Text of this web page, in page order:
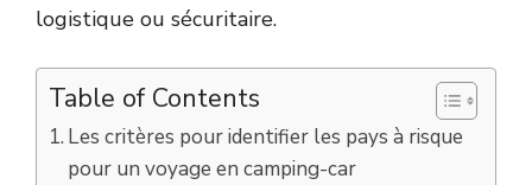
logistique ou sécuritaire.
Table of Contents
Les critères pour identifier les pays à risque
pour un voyage en camping-car